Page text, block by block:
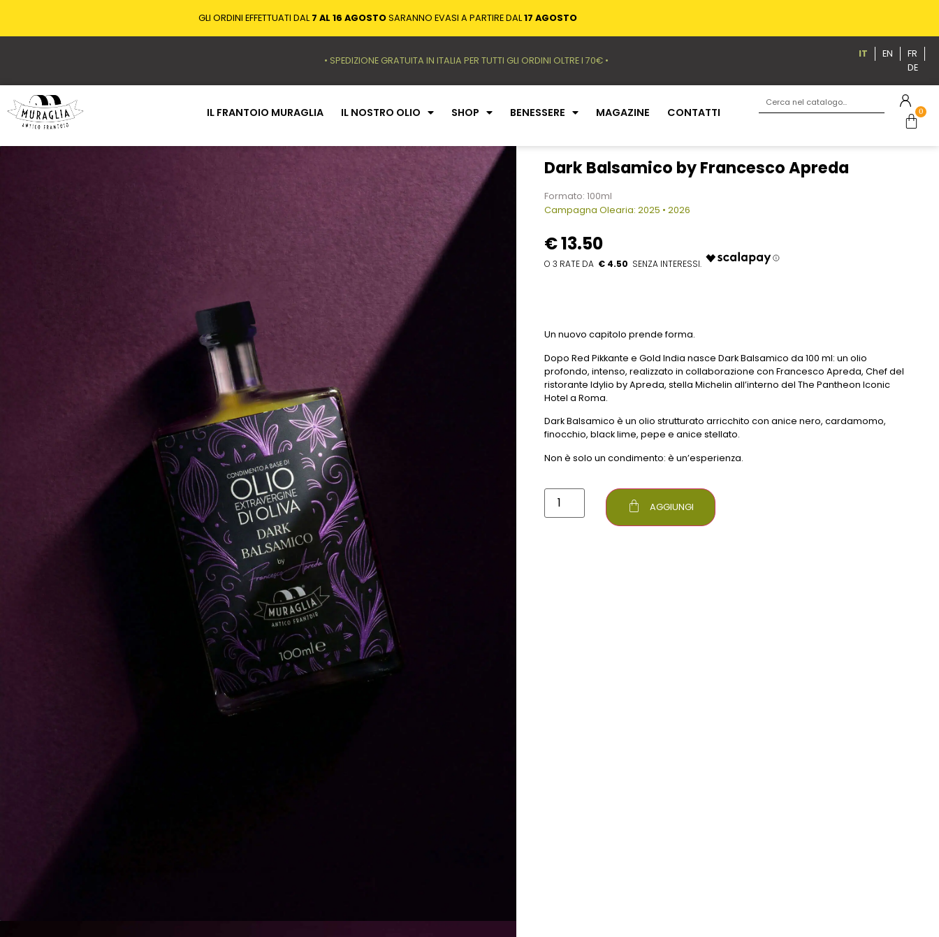
GLI ORDINI EFFETTUATI DAL7 AL 16 AGOSTOSARANNO EVASI A PARTIRE DAL17 AGOSTO
• SPEDIZIONE GRATUITA IN ITALIA PER TUTTI GLI ORDINI OLTRE I 70€ •
IT EN
FR
DE
IL FRANTOIO MURAGLIA IL NOSTRO OLIO SHOP BENESSERE MAGAZINE CONTATTI 0
Dark Balsamico by Francesco Apreda
Formato: 100ml
Campagna Olearia: 2025 • 2026
€13.50
€ 4.50
Un nuovo capitolo prende forma.
Dopo Red Pikkante e Gold India nasce Dark Balsamico da 100 ml: un olio
profondo, intenso, realizzato in collaborazione con Francesco Apreda, Chef del
ristorante Idylio by Apreda, stella Michelin all’interno del The Pantheon Iconic
Hotel a Roma.
Dark Balsamico è un olio strutturato arricchito con anice nero, cardamomo,
finocchio, black lime, pepe e anice stellato.
Non è solo un condimento: è un’esperienza.
AGGIUNGI